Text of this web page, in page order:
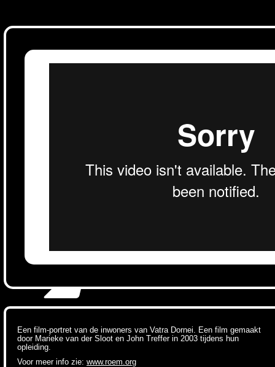
Een film-portret van de inwoners van Vatra Dornei. Een film gemaakt
door Marieke van der Sloot en John Treffer in 2003 tijdens hun
opleiding.
Voor meer info zie: www.roem.org